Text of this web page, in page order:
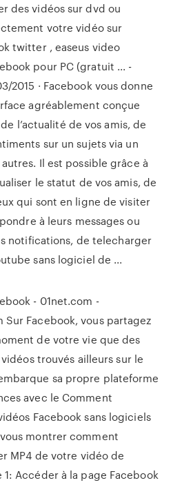
des vidéos sur dvd ou
votre vidéo sur
twitter , easeus video
pour PC (gratuit ... -
2015 · Facebook vous donne
agréablement conçue
l’actualité de vos amis, de
sur un sujets via un
Il est possible grâce à
le statut de vos amis, de
qui sont en ligne de visiter
à leurs messages ou
notifications, de telecharger
sans logiciel de ...
- 01net.com -
Sur Facebook, vous partagez
de votre vie que des
trouvés ailleurs sur le
sa propre plateforme
avec le Comment
Facebook sans logiciels
montrer comment
MP4 de votre vidéo de
1: Accéder à la page Facebook